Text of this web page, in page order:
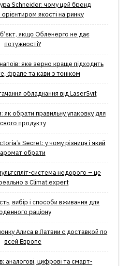
Schneider: чому цей бренд
якості на ринку
якщо Обленерго не дає
потужності?
яке зерно краще підходить
фрапе та кави з тоніком
обладнання від LaserSvit
як обрати правильну упаковку для
свого продукту
Secret: у чому різниця і який
аромат обрати
система недорого – це
з Climat.еxpert
вибір і способи вживання для
раціону
Алиса в Латвии с доставкой по
всей Европе
аналогові, цифрові та смарт-